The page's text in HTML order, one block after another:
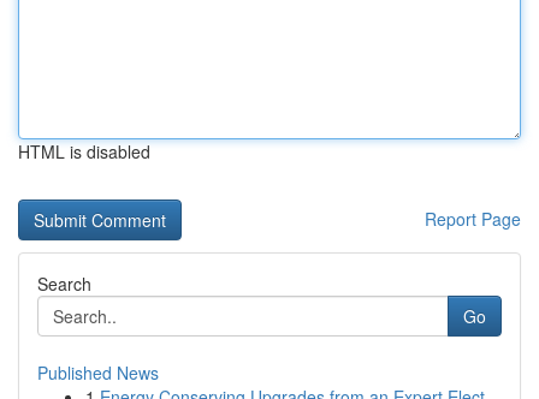
HTML is disabled
Report Page
Search
Go
Published News